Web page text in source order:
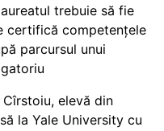
trebuie să fie
certifică competențele
parcursul unui
elevă din
la Yale University cu